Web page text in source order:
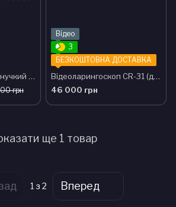
Відеоларингоскоп гнучкий портативний МВС-4 AOHUA ENDOSCOPE
грн
Відео
3
БЕЗКОШТОВНА ДОСТАВКА
Відеоларингоскоп CR-31 (дисплей 3.2", клинки МАС2/3/4)
46 000 грн
ще 1 товар
1 з 2 Вперед